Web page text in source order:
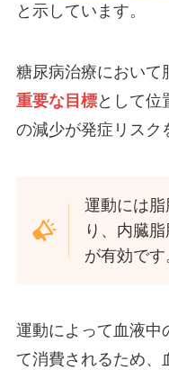
と示しています。
糖尿病治療において
重要な目標として位
の減少が発症リスク
運動には
り、内臓
が有効です
運動によって血液中
て消費されるため、